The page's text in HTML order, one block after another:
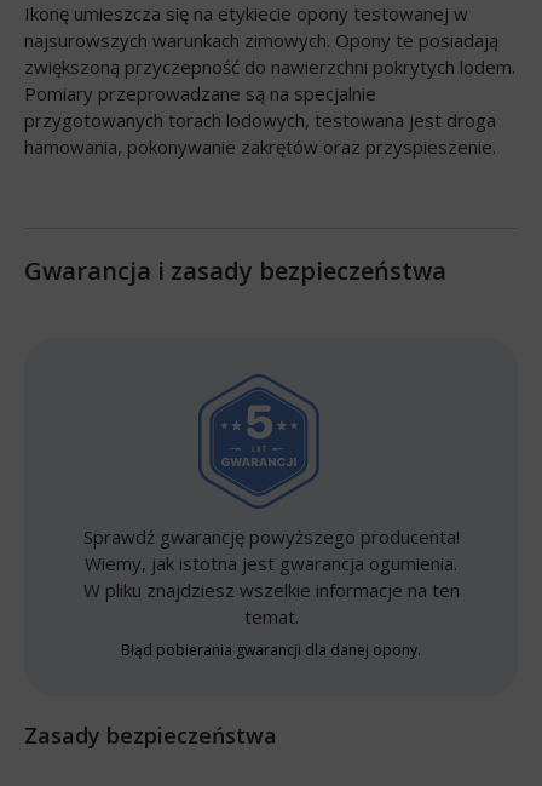
Ikonę umieszcza się na etykiecie opony testowanej w
najsurowszych warunkach zimowych. Opony te posiadają
zwiększoną przyczepność do nawierzchni pokrytych lodem.
Pomiary przeprowadzane są na specjalnie
przygotowanych torach lodowych, testowana jest droga
hamowania, pokonywanie zakrętów oraz przyspieszenie.
Gwarancja i zasady bezpieczeństwa
Sprawdź gwarancję powyższego producenta!
Wiemy, jak istotna jest gwarancja ogumienia.
W pliku znajdziesz wszelkie informacje na ten
temat.
Błąd pobierania gwarancji dla danej opony.
Zasady bezpieczeństwa